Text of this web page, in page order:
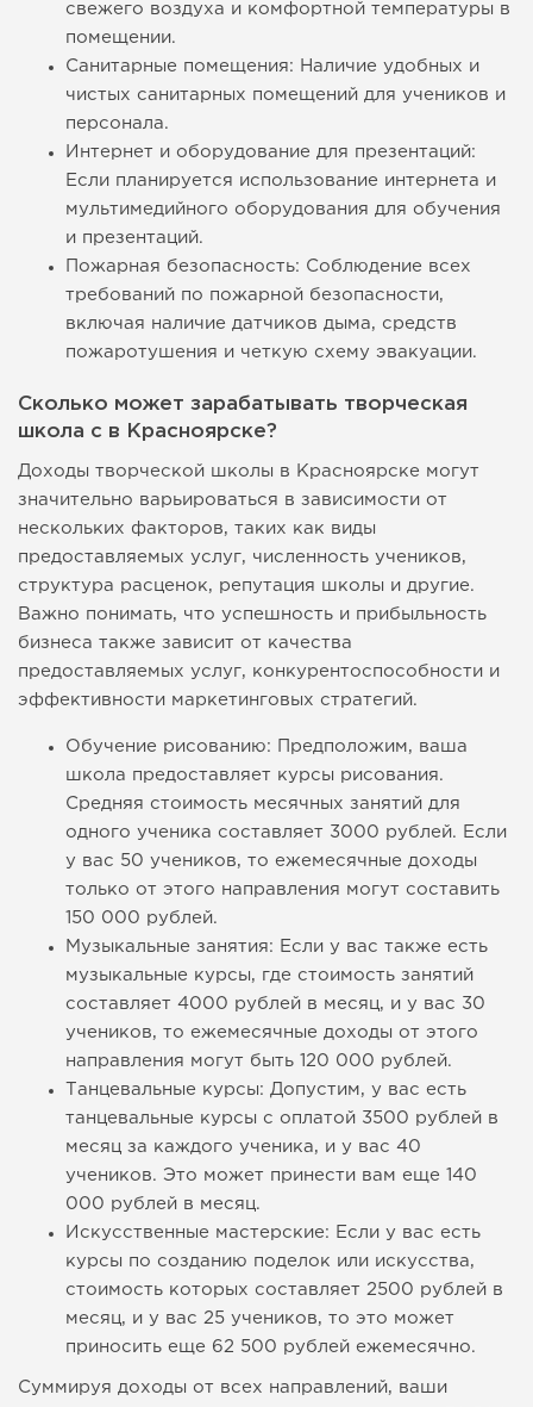
свежего воздуха и комфортной температуры в
помещении.
Санитарные помещения: Наличие удобных и
чистых санитарных помещений для учеников и
персонала.
Интернет и оборудование для презентаций:
Если планируется использование интернета и
мультимедийного оборудования для обучения
и презентаций.
Пожарная безопасность: Соблюдение всех
требований по пожарной безопасности,
включая наличие датчиков дыма, средств
пожаротушения и четкую схему эвакуации.
Сколько может зарабатывать творческая
школа с в Красноярске?
Доходы творческой школы в Красноярске могут
значительно варьироваться в зависимости от
нескольких факторов, таких как виды
предоставляемых услуг, численность учеников,
структура расценок, репутация школы и другие.
Важно понимать, что успешность и прибыльность
бизнеса также зависит от качества
предоставляемых услуг, конкурентоспособности и
эффективности маркетинговых стратегий.
Обучение рисованию: Предположим, ваша
школа предоставляет курсы рисования.
Средняя стоимость месячных занятий для
одного ученика составляет 3000 рублей. Если
у вас 50 учеников, то ежемесячные доходы
только от этого направления могут составить
150 000 рублей.
Музыкальные занятия: Если у вас также есть
музыкальные курсы, где стоимость занятий
составляет 4000 рублей в месяц, и у вас 30
учеников, то ежемесячные доходы от этого
направления могут быть 120 000 рублей.
Танцевальные курсы: Допустим, у вас есть
танцевальные курсы с оплатой 3500 рублей в
месяц за каждого ученика, и у вас 40
учеников. Это может принести вам еще 140
000 рублей в месяц.
Искусственные мастерские: Если у вас есть
курсы по созданию поделок или искусства,
стоимость которых составляет 2500 рублей в
месяц, и у вас 25 учеников, то это может
приносить еще 62 500 рублей ежемесячно.
Суммируя доходы от всех направлений, ваши